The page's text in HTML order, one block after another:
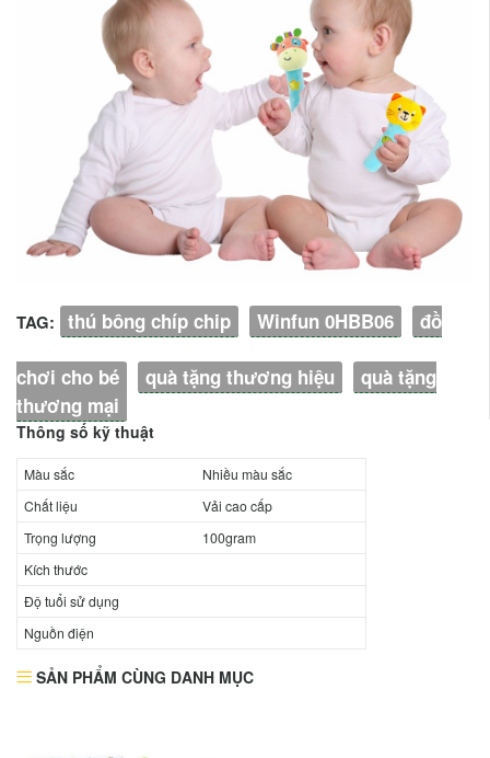
TAG: thú bông chíp chip Winfun 0HBB06 đồ
chơi cho bé quà tặng thương hiệu
quà tặng
thương mại
Thông số kỹ thuật
Màu sắc
Nhiều màu sắc
Chất liệu
Vải cao cấp
Trọng lượng
100gram
Kích thước
Độ tuổi sử dụng
Nguồn điện
SẢN PHẨM CÙNG DANH MỤC